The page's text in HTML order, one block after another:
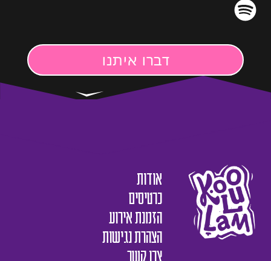
דברו איתנו
אודות
כרטיסים
הזמנת אירוע
הצהרת נגישות
צרו קשר